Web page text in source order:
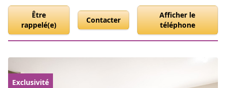
Être
rappelé(e)
Contacter
Afficher le
téléphone
Exclusivité